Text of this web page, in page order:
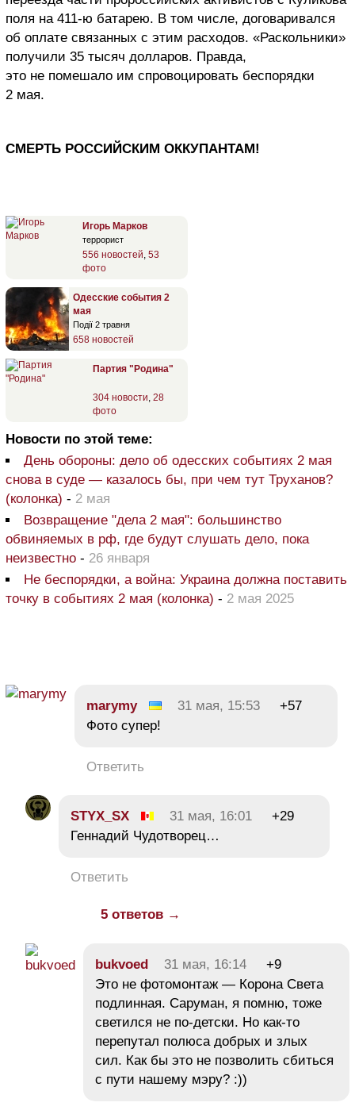
поля на 411-ю батарею. В том числе, договаривался
об оплате связанных с этим расходов. «Раскольники»
получили 35 тысяч долларов. Правда,
это не помешало им спровоцировать беспорядки
2 мая.
СМЕРТЬ РОССИЙСКИМ ОККУПАНТАМ!
Игорь Марков
террорист
556 новостей, 53
фото
Одесские события 2
мая
Події 2 травня
658 новостей
Партия "Родина"
304 новости, 28
фото
Новости по этой теме:
День обороны: дело об одесских событиях 2 мая
снова в суде — казалось бы, при чем тут Труханов?
(колонка) - 2 мая
Возвращение "дела 2 мая": большинство
обвиняемых в рф, где будут слушать дело, пока
неизвестно - 26 января
Не беспорядки, а война: Украина должна поставить
точку в событиях 2 мая (колонка) - 2 мая 2025
marymy 31 мая, 15:53
+57
Фото супер!
Ответить
STYX_SX 31 мая, 16:01
+29
Геннадий Чудотворец…
Ответить
5 ответов →
bukvoed 31 мая, 16:14
+9
Это не фотомонтаж — Корона Света
подлинная. Саруман, я помню, тоже
светился не по-детски. Но как-то
перепутал полюса добрых и злых
сил. Как бы это не позволить сбиться
с пути нашему мэру? :))